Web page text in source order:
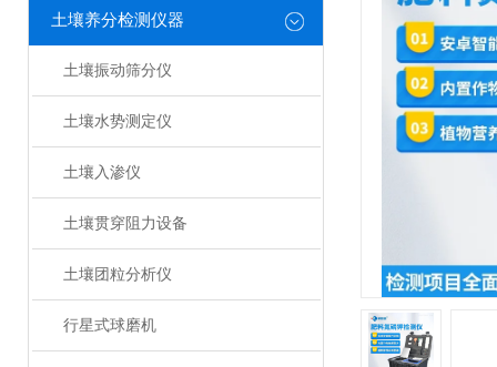
土壤养分检测仪器
土壤振动筛分仪
土壤水势测定仪
土壤入渗仪
土壤贯穿阻力设备
土壤团粒分析仪
行星式球磨机